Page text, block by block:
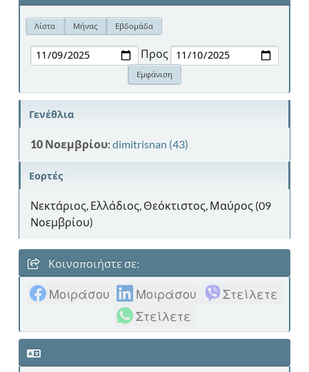
Λίστα Μήνας Εβδομάδα
Προς
Γενέθλια
10 Νοεμβρίου: dimitrisnan (43)
Εορτές
Νεκτάριος, Ελλάδιος, Θεόκτιστος, Μαύρος (09
Νοεμβρίου)
Κοινοποιήστε σε:
Μοιράσου Μοιράσου
Στείλετε
Στείλετε